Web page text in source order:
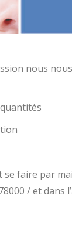
nous
se faire par
/ et dans